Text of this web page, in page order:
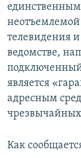
телевидения
ведомстве,
является
адресным
Как